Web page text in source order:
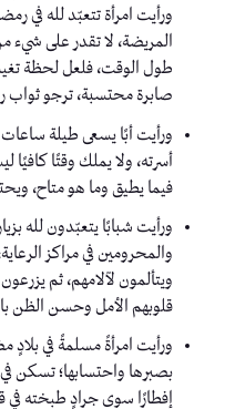
ورأيت امرأة تتعبّد لله في
المريضة، لا تقدر على شيء
طول الوقت، فلعل لحظة
صابرة محتسبة، ترجو ثواب
ورأيت أبًا يسعى طيلة
أسرته، ولا يملك وقتًا كافيًا
فيما يطيق وما هو متاح،
ورأيت شبابًا يتعبّدون لله
والمحرومين في مراكز
ويتألمون لآلامهم، ثم
قلوبهم الأمل وحسن الظن
ورأيت امرأةً مسلمةً في بلادٍ
بصبرها واحتسابها؛ تسكن
إفطارًا سوى جرادٍ طبخته في